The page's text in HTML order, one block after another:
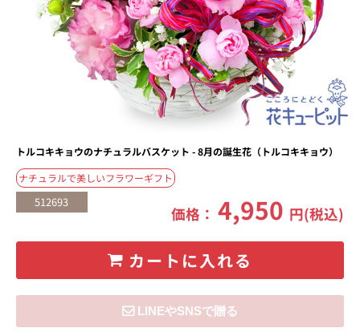
トルコキキョウのナチュラルバスケット - 8月の誕生花（トルコキキョウ）
ナチュラルで美しいフラワーギフト
512693
価格：4,950 円(税込)
カートに入れる